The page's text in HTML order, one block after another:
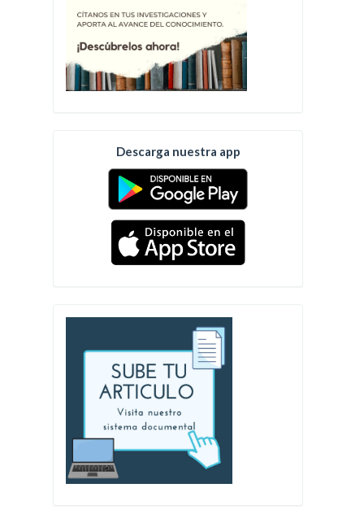
Descarga nuestra app